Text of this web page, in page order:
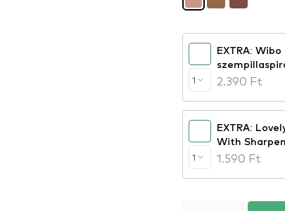
1
EXTRA:
2.390 Ft
1
EXTRA:
With
1.590 Ft